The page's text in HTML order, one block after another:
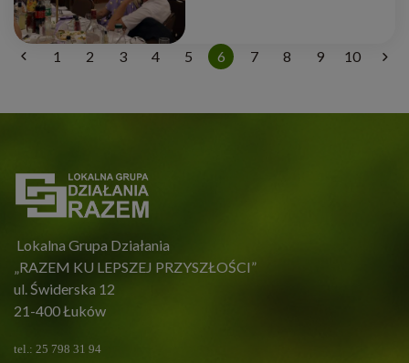
1 2 3 4 5 6 7 8 9 10
Lokalna Grupa Działania
„RAZEM KU LEPSZEJ PRZYSZŁOŚCI”
ul. Świderska 12
21-400 Łuków
tel.: 25 798 31 94